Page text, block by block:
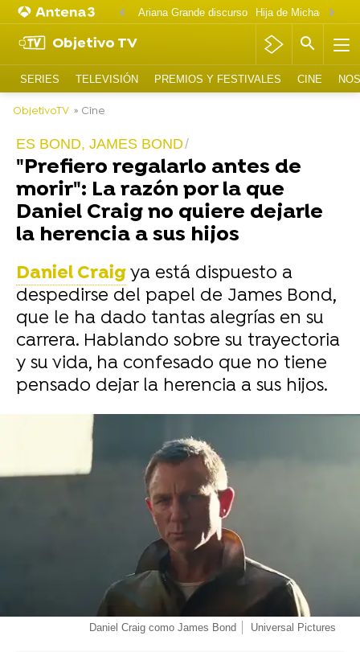
Ariana Grande discurso
Objetivo TV
SERIES TELEVISIÓN PREMIOS Y FESTIVALES CINE
ObjetivoTV » Cine
ES BOND, JAMES BOND
"Prefiero regalarlo antes de
morir": La razón por la que
Daniel Craig no quiere dejarle
la herencia a sus hijos
Daniel Craigya está dispuesto a
despedirse del papel de James Bond,
que le ha dado tantas alegrías en su
carrera. Hablando sobre su trayectoria
y su vida, ha confesado que no tiene
pensado dejar la herencia a sus hijos.
-
Daniel Craig como James Bond Universal Pictures